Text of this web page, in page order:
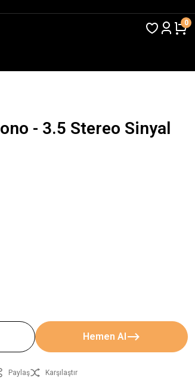
0
- 3.5 Stereo Sinyal
Hemen Al
Paylaş Karşılaştır